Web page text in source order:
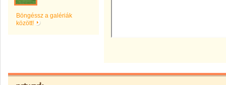
Böngéssz a galériák
között!